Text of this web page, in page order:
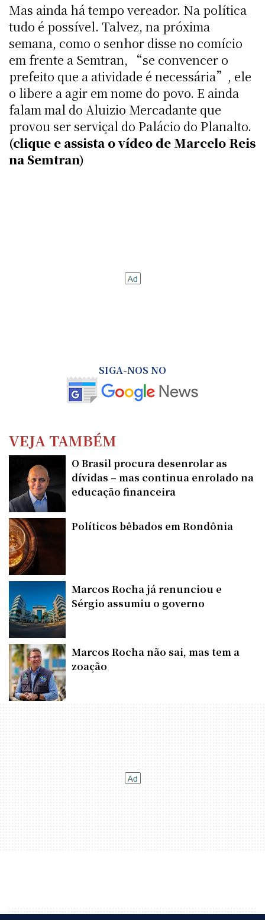
Mas ainda há tempo vereador. Na política
tudo é possível. Talvez, na próxima
semana, como o senhor disse no comício
em frente a Semtran, “se convencer o
prefeito que a atividade é necessária”, ele
o libere a agir em nome do povo. E ainda
falam mal do Aluizio Mercadante que
provou ser serviçal do Palácio do Planalto.
(clique e assista o vídeo de Marcelo Reis
na Semtran)
SIGA-NOS NO
VEJA TAMBÉM
O Brasil procura desenrolar as
dívidas – mas continua enrolado na
educação financeira
Políticos bêbados em Rondônia
Marcos Rocha já renunciou e
Sérgio assumiu o governo
Marcos Rocha não sai, mas tem a
zoação